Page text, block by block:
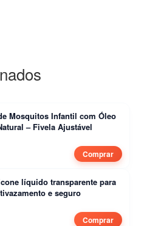
Mosquitos Infantil com Óleo
– Fivela Ajustável
Comprar
líquido transparente para
e seguro
Comprar